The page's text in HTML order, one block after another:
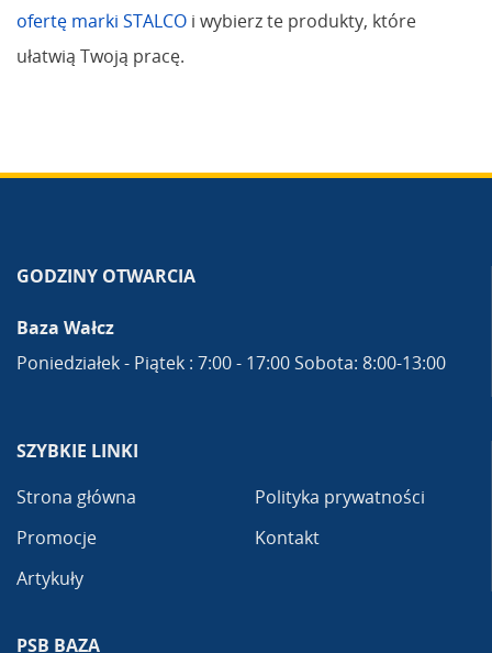
ofertę marki STALCO i wybierz te produkty, które
ułatwią Twoją pracę.
GODZINY OTWARCIA
Baza Wałcz
Poniedziałek - Piątek : 7:00 - 17:00 Sobota: 8:00-13:00
SZYBKIE LINKI
Strona główna
Promocje
Artykuły
Polityka prywatności
Kontakt
PSB BAZA